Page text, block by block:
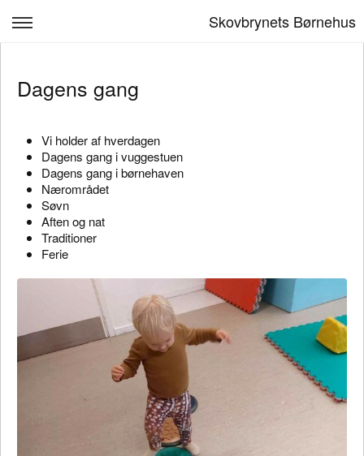
Skovbrynets Børnehus
Dagens gang
Børn & læring
Kontakt
Alle de voksne
Dagens gang
Vi holder af hverdagen
Dagens gang i vuggestuen
Dagens gang i børnehaven
Nærområdet
Søvn
Aften og nat
Traditioner
Ferie